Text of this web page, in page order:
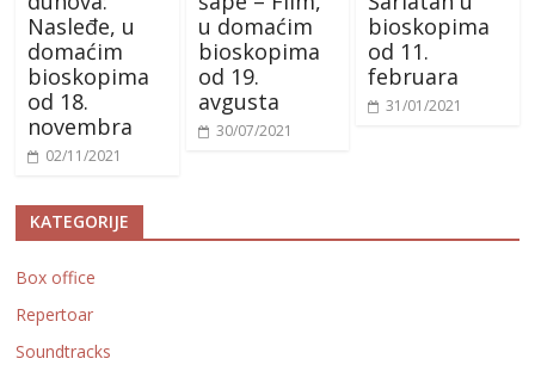
Nasleđe, u
domaćim
bioskopima
od 18.
novembra
02/11/2021
u domaćim
bioskopima
od 19.
avgusta
30/07/2021
bioskopima
od 11.
februara
31/01/2021
KATEGORIJE
Box office
Repertoar
Soundtracks